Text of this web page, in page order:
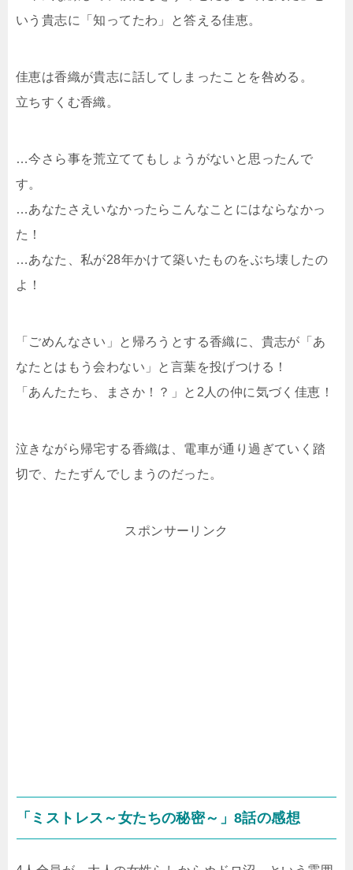
いう貴志に「知ってたわ」と答える佳恵。
佳恵は香織が貴志に話してしまったことを咎める。
立ちすくむ香織。
…今さら事を荒立ててもしょうがないと思ったんで
す。
…あなたさえいなかったらこんなことにはならなかっ
た！
…あなた、私が28年かけて築いたものをぶち壊したの
よ！
「ごめんなさい」と帰ろうとする香織に、貴志が「あ
なたとはもう会わない」と言葉を投げつける！
「あんたたち、まさか！？」と2人の仲に気づく佳恵！
泣きながら帰宅する香織は、電車が通り過ぎていく踏
切で、たたずんでしまうのだった。
スポンサーリンク
「ミストレス～女たちの秘密～」8話の感想